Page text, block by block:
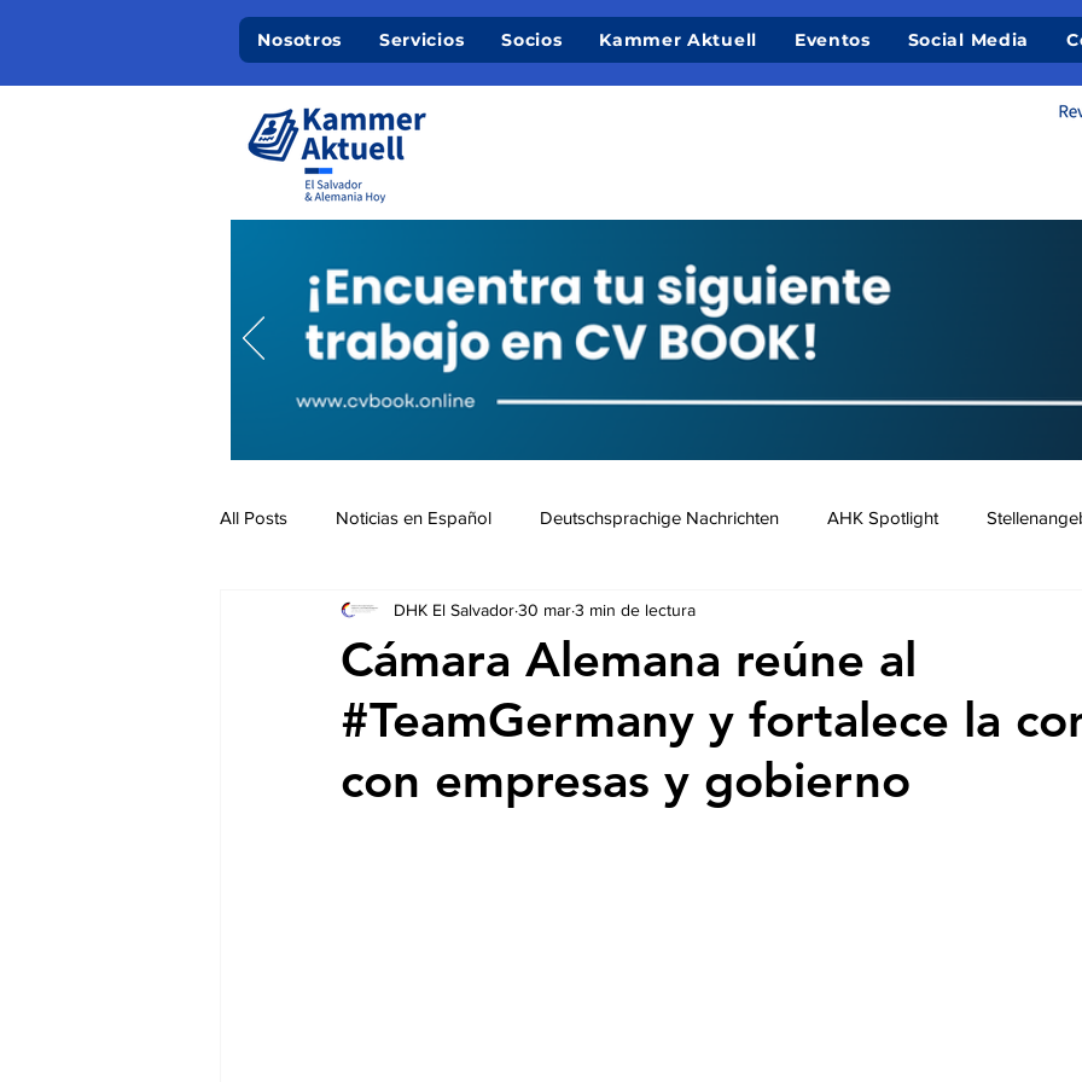
Nosotros Servicios Socios Kammer Aktuell Eventos Social Media
All Posts Noticias en Español Deutschsprachige Nachrichten AHK Spotlight
Auschreibungen Ausschreibungen
Cámara Alemana reúne al
#TeamGermany y fortalece la
con empresas y gobierno
DHK El Salvador30 mar3 min de lectura